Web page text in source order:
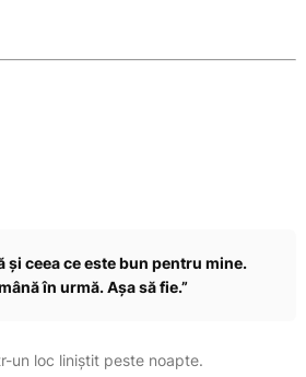
și ceea ce este bun pentru mine.
în urmă. Așa să fie.”
un loc liniștit peste noapte.